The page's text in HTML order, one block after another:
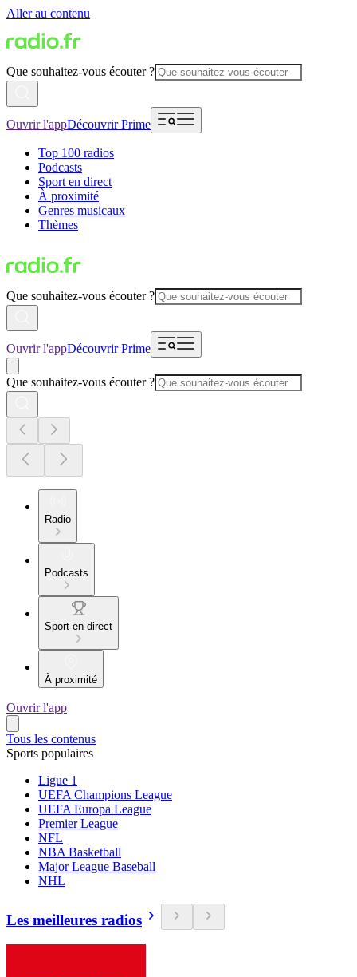
Aller au contenu
Que souhaitez-vous écouter ?
Ouvrir l'appDécouvrir Prime
Top 100 radios
Podcasts
Sport en direct
À proximité
Genres musicaux
Thèmes
Que souhaitez-vous écouter ?
Ouvrir l'appDécouvrir Prime
Que souhaitez-vous écouter ?
Radio
Podcasts
Sport en direct
À proximité
Ouvrir l'app
Tous les contenus
Sports populaires
Ligue 1
UEFA Champions League
UEFA Europa League
Premier League
NFL
NBA Basketball
Major League Baseball
NHL
Les meilleures radios